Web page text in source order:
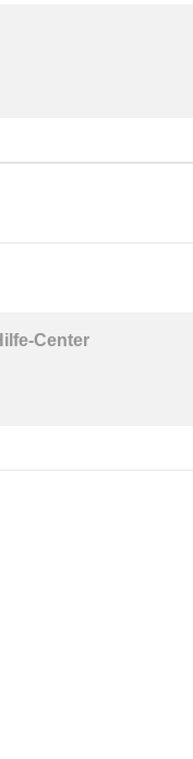
Center